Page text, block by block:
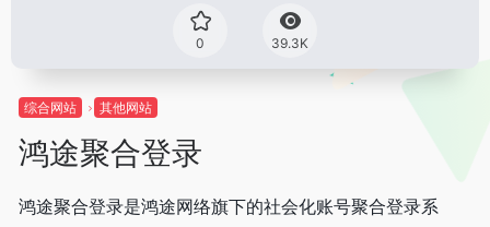
0 39.3K
综合网站 其他网站
鸿途聚合登录
鸿途聚合登录是鸿途网络旗下的社会化账号聚合登录系